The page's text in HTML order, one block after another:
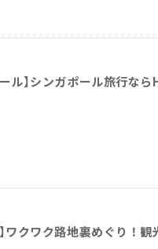
ル】シンガポール旅行な
ワクワク路地裏めぐり！観